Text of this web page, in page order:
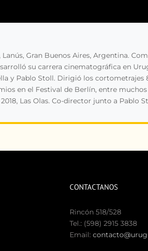
Gran Buenos Aires, Argentina.
su carrera cinematográfica en
y Pablo Stoll. Dirigió los
en el Festival de Berlín, entre
Las Olas. Co-director junto a Pablo
CONTACTANOS
Rincón 518/528
Tel.: (598) 2915 3838
Email: